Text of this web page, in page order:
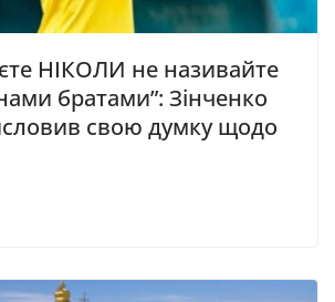
НІКОЛИ не називайте
братами”: Зінченко
свою думку щодо